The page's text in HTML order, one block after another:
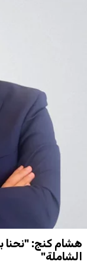
هشام كنج: "نحنا
الشاملة"